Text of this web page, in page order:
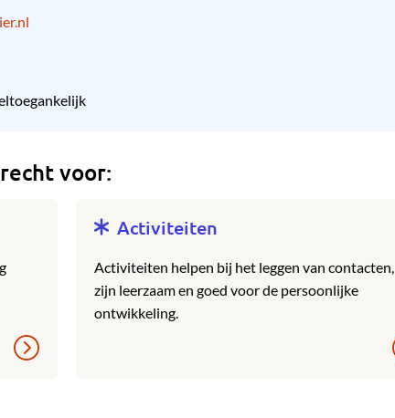
voor:
Activiteiten
Activiteiten helpen bij het leggen van contacten,
zijn leerzaam en goed voor de persoonlijke
ontwikkeling.